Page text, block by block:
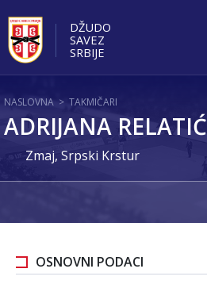
DŽUDO
SAVEZ
SRBIJE
NASLOVNA > TAKMIČARI
ADRIJANA RELATIĆ
Zmaj, Srpski Krstur
OSNOVNI PODACI